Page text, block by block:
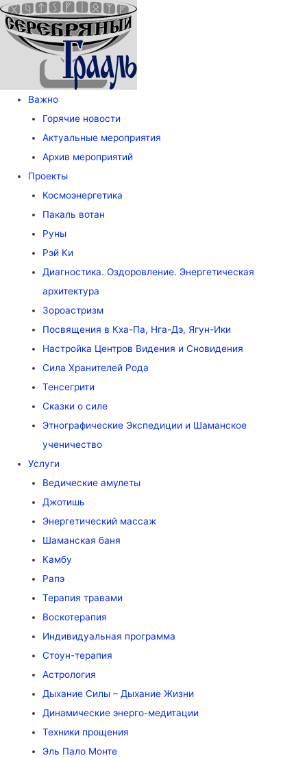
Важно
Горячие новости
Актуальные мероприятия
Архив мероприятий
Проекты
Космоэнергетика
Пакаль вотан
Руны
Рэй Ки
Диагностика. Оздоровление. Энергетическая
архитектура
Зороастризм
Посвящения в Кха-Па, Нга-Дэ, Ягун-Ики
Настройка Центров Видения и Сновидения
Сила Хранителей Рода
Тенсегрити
Сказки о силе
Этнографические Экспедиции и Шаманское
ученичество
Услуги
Ведические амулеты
Джотишь
Энергетический массаж
Шаманская баня
Камбу
Рапэ
Терапия травами
Воскотерапия
Индивидуальная программа
Стоун-терапия
Астрология
Дыхание Силы – Дыхание Жизни
Динамические энерго-медитации
Техники прощения
Эль Пало Монте